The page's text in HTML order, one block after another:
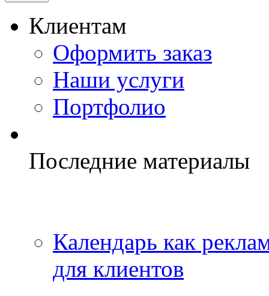
Клиентам
Оформить заказ
Наши услуги
Портфолио
Последние материалы
Календарь как
для клиентов